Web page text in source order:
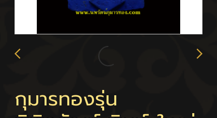
กุมารทองรุ่น